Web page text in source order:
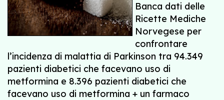
Banca dati delle
Ricette Mediche
Norvegese per
confrontare
l’incidenza di malattia di Parkinson tra 94.349
pazienti diabetici che facevano uso di
metformina e 8.396 pazienti diabetici che
facevano uso di metformina + un farmaco